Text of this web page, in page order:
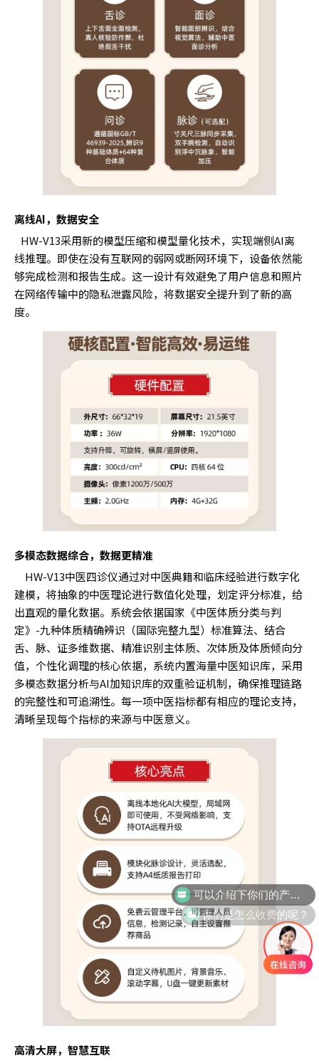
离线AI，数据安全
HW-V13采用新的模型压缩和模型量化技术，实现端侧AI离
线推理。即使在没有互联网的弱网或断网环境下，设备依然能
够完成检测和报告生成。这一设计有效避免了用户信息和照片
在网络传输中的隐私泄露风险，将数据安全提升到了新的高
度。
多模态数据综合，数据更精准
HW-V13中医四诊仪通过对中医典籍和临床经验进行数字化
建模，将抽象的中医理论进行数值化处理，划定评分标准，给
出直观的量化数据。系统会依据国家《中医体质分类与判
定》-九种体质精确辨识（国际完整九型）标准算法、结合
舌、脉、证多维数据、精准识别主体质、次体质及体质倾向分
值，个性化调理的核心依据，系统内置海量中医知识库，采用
多模态数据分析与AI加知识库的双重验证机制，确保推理链路
的完整性和可追溯性。每一项中医指标都有相应的理论支持，
清晰呈现每个指标的来源与中医意义。
高清大屏，智慧互联
你们是怎么收费的呢？